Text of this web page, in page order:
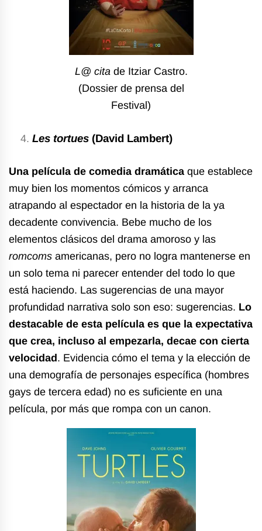
L@ citade Itziar Castro.
(Dossier de prensa del
Festival)
Les tortues (David Lambert)
Una película de comedia dramáticaque establece
muy bien los momentos cómicos y arranca
atrapando al espectador en la historia de la ya
decadente convivencia. Bebe mucho de los
elementos clásicos del drama amoroso y las
romcoms americanas, pero no logra mantenerse en
un solo tema ni parecer entender del todo lo que
está haciendo. Las sugerencias de una mayor
profundidad narrativa solo son eso: sugerencias. Lo
destacable de esta película es que la expectativa
que crea, incluso al empezarla, decae con cierta
velocidad . Evidencia cómo el tema y la elección de
una demografía de personajes específica (hombres
gays de tercera edad) no es suficiente en una
película, por más que rompa con un canon.